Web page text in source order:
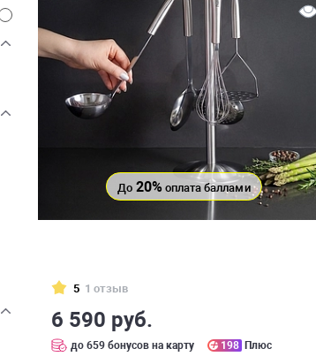
До 20% оплата баллами
5 1 отзыв
6 590 руб.
до 659 бонусов на карту 198 Плюс